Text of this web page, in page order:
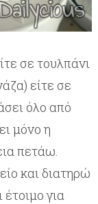
σε τουλπάνι
είτε σε
όλο από
μόνο η
πετάω.
και διατηρώ
για